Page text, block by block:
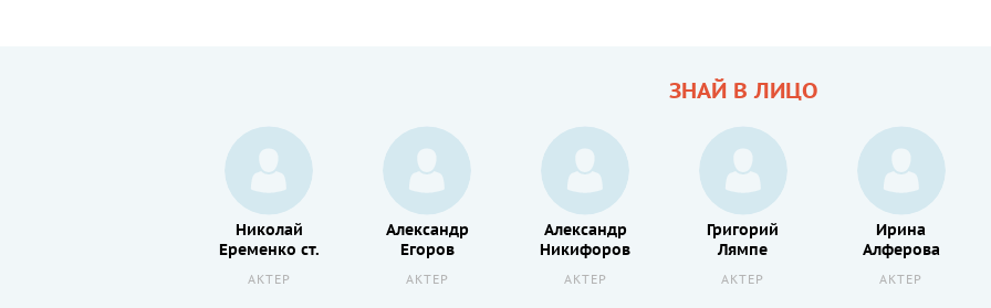
ЗНАЙ В ЛИЦО
Николай
Еременко ст.
АКТЕР
Александр
Егоров
АКТЕР
Александр
Никифоров
АКТЕР
Григорий
Лямпе
АКТЕР
Ирина
Алферова
АКТЕР